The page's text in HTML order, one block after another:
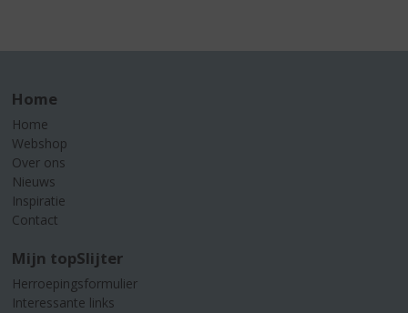
Home
Home
Webshop
Over ons
Nieuws
Inspiratie
Contact
Mijn topSlijter
Herroepingsformulier
Interessante links